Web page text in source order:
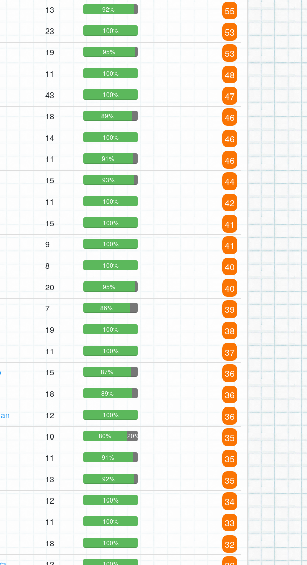
13 92% 55
23 100% 53
19 95% 53
11 100% 48
43 100% 47
18 89% 46
14 100% 46
11 91% 46
15 93% 44
11 100% 42
15 100% 41
9 100% 41
8 100% 40
20 95% 40
7 86% 39
19 100% 38
11 100% 37
15 87% 36
18 89% 36
12 100% 36
10 80% 20% 35
11 91% 35
13 92% 35
12 100% 34
11 100% 33
18 100% 32